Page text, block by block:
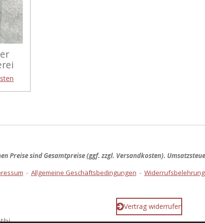
Preise sindGesamtpreise(ggf. zzgl. Versandkosten).
- Allgemeine Geschäftsbedingungen - Widerrufsbelehrung
Vertrag widerrufen